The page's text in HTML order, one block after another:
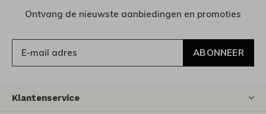
Ontvang de nieuwste aanbiedingen en promoties
ABONNEER
Klantenservice